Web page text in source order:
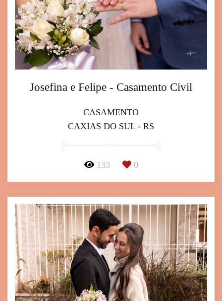
Josefina e Felipe - Casamento Civil
CASAMENTO
CAXIAS DO SUL - RS
133 0